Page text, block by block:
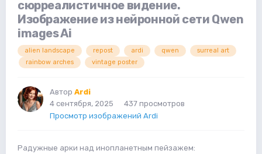
сюрреалистичное видение.
Изображение из нейронной сети Qwen
images Ai
alien landscape repost ardi qwen
surreal art
rainbow arches
vintage poster
Автор Ardi
4 сентября, 2025
437 просмотров
Просмотр изображений Ardi
Радужные арки над инопланетным пейзажем: